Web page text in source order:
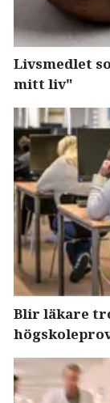
Livsmedlet
mitt liv"
Blir läkare